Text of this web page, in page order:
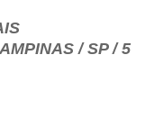
/ SP / 5